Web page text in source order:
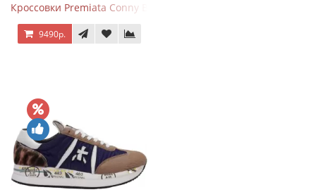
Кроссовки Premiata Conny Black
9490р.